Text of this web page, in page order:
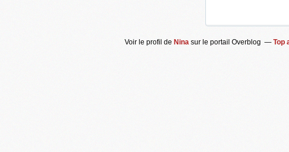
Voir le profil de Ninasur le portail Overblog Top